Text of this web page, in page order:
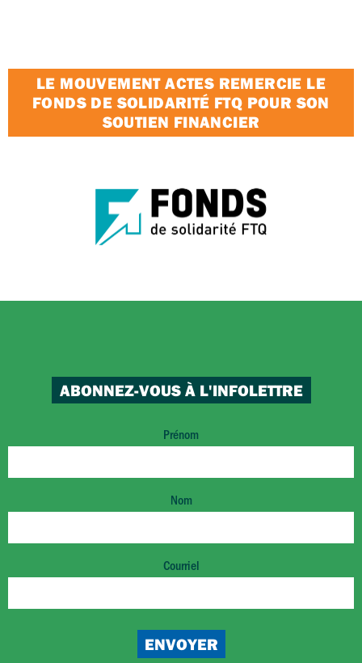
LE MOUVEMENT ACTES REMERCIE LE
FONDS DE SOLIDARITÉ FTQ POUR SON
SOUTIEN FINANCIER
ABONNEZ-VOUS À L'INFOLETTRE
Prénom
Nom
Courriel